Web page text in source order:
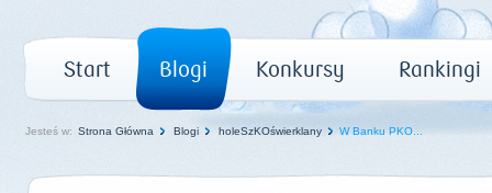
Start Blogi Konkursy Rankingi
Jesteś w: Strona Główna Blogi holeSzKOświerklany W Banku PKO...